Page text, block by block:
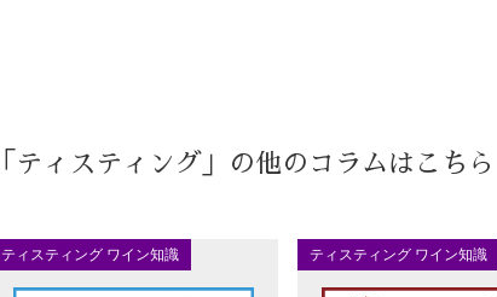
「ティスティング」の他のコラムはこちら
ティスティング ワイン知識 ティスティング ワイン知識